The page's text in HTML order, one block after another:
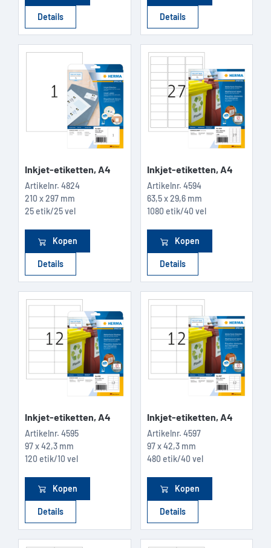
Details Details
Inkjet-etiketten, A4
Artikelnr. 4824
210 x 297 mm
25 etik/25 vel
Kopen
Details
Inkjet-etiketten, A4
Artikelnr. 4594
63,5 x 29,6 mm
1080 etik/40 vel
Kopen
Details
Inkjet-etiketten, A4
Artikelnr. 4595
97 x 42,3 mm
120 etik/10 vel
Kopen
Details
Inkjet-etiketten, A4
Artikelnr. 4597
97 x 42,3 mm
480 etik/40 vel
Kopen
Details